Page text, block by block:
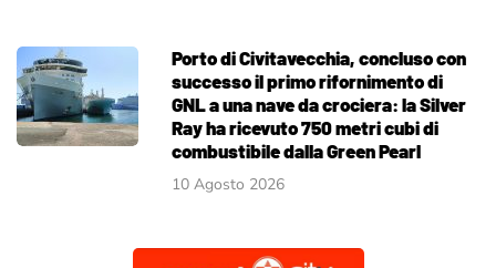
Porto di Civitavecchia, concluso con
successo il primo rifornimento di
GNL a una nave da crociera: la Silver
Ray ha ricevuto 750 metri cubi di
combustibile dalla Green Pearl
10 Agosto 2026